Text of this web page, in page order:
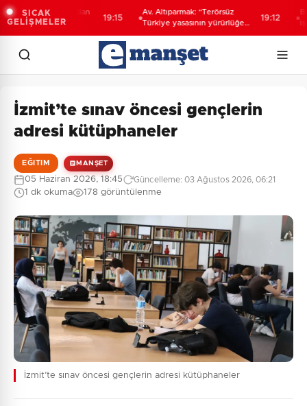
SICAK
GELİŞMELER
Erdoğan’dan
mesajı
Av. Altıparmak: “Terörsüz
Türkiye yasasının yürürlüğe
süreci”
işaretli
İzmit’te sınav öncesi gençlerin
adresi kütüphaneler
EĞITIM MANŞET
05 Haziran 2026, 18:45 Güncelleme: 03 Ağustos 2026, 06:21
1 dk okuma 178 görüntülenme
İzmit’te sınav öncesi gençlerin adresi kütüphaneler